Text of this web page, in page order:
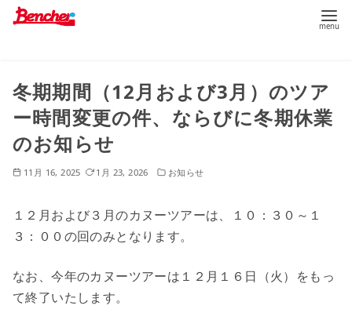
冬期期間（12月および3月）のツア
ー時間変更の件、ならびに冬期休業
のお知らせ
11月 16, 2025 1月 23, 2026 お知らせ
１２月および３月のカヌーツアーは、１０：３０～１
３：００の回のみとなります。
なお、今年のカヌーツアーは１２月１６日（火）をもっ
て終了いたします。